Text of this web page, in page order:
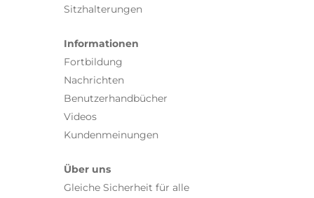
Sitzhalterungen
Informationen
Fortbildung
Nachrichten
Benutzerhandbücher
Videos
Kundenmeinungen
Über uns
Gleiche Sicherheit für alle